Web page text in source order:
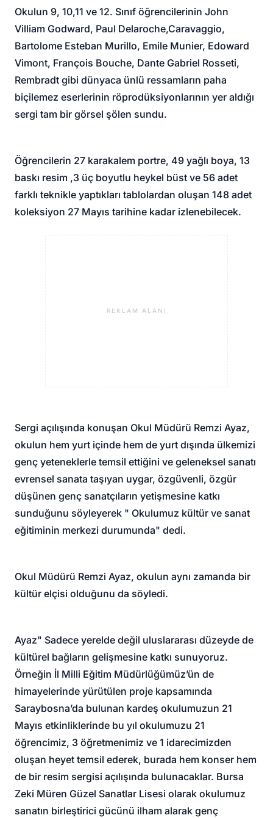
Okulun 9, 10,11 ve 12. Sınıf öğrencilerinin John
Villiam Godward, Paul Delaroche,Caravaggio,
Bartolome Esteban Murillo, Emile Munier, Edoward
Vimont, François Bouche, Dante Gabriel Rosseti,
Rembradt gibi dünyaca ünlü ressamların paha
biçilemez eserlerinin röprodüksiyonlarının yer aldığı
sergi tam bir görsel şölen sundu.
Öğrencilerin 27 karakalem portre, 49 yağlı boya, 13
baskı resim ,3 üç boyutlu heykel büst ve 56 adet
farklı teknikle yaptıkları tablolardan oluşan 148 adet
koleksiyon 27 Mayıs tarihine kadar izlenebilecek.
REKLAM ALANI
Sergi açılışında konuşan Okul Müdürü Remzi Ayaz,
okulun hem yurt içinde hem de yurt dışında ülkemizi
genç yeteneklerle temsil ettiğini ve geleneksel sanatı
evrensel sanata taşıyan uygar, özgüvenli, özgür
düşünen genç sanatçıların yetişmesine katkı
sunduğunu söyleyerek " Okulumuz kültür ve sanat
eğitiminin merkezi durumunda" dedi.
Okul Müdürü Remzi Ayaz, okulun aynı zamanda bir
kültür elçisi olduğunu da söyledi.
Ayaz" Sadece yerelde değil uluslararası düzeyde de
kültürel bağların gelişmesine katkı sunuyoruz.
Örneğin İl Milli Eğitim Müdürlüğümüz’ün de
himayelerinde yürütülen proje kapsamında
Saraybosna’da bulunan kardeş okulumuzun 21
Mayıs etkinliklerinde bu yıl okulumuzu 21
öğrencimiz, 3 öğretmenimiz ve 1 idarecimizden
oluşan heyet temsil ederek, burada hem konser hem
de bir resim sergisi açılışında bulunacaklar. Bursa
Zeki Müren Güzel Sanatlar Lisesi olarak okulumuz
sanatın birleştirici gücünü ilham alarak genç